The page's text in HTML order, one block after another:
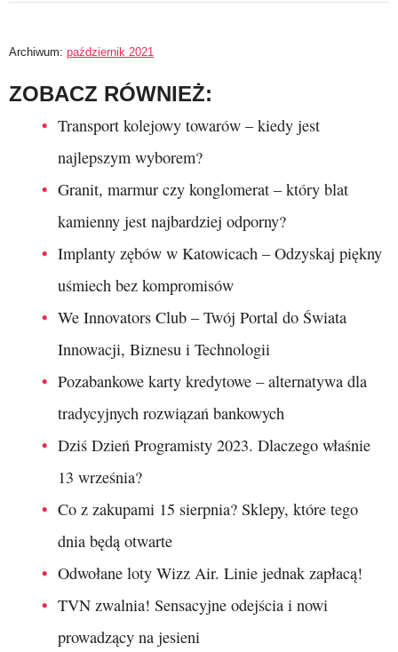
Archiwum: październik 2021
ZOBACZ RÓWNIEŻ:
Transport kolejowy towarów – kiedy jest
najlepszym wyborem?
Granit, marmur czy konglomerat – który blat
kamienny jest najbardziej odporny?
Implanty zębów w Katowicach – Odzyskaj piękny
uśmiech bez kompromisów
We Innovators Club – Twój Portal do Świata
Innowacji, Biznesu i Technologii
Pozabankowe karty kredytowe – alternatywa dla
tradycyjnych rozwiązań bankowych
Dziś Dzień Programisty 2023. Dlaczego właśnie
13 września?
Co z zakupami 15 sierpnia? Sklepy, które tego
dnia będą otwarte
Odwołane loty Wizz Air. Linie jednak zapłacą!
TVN zwalnia! Sensacyjne odejścia i nowi
prowadzący na jesieni